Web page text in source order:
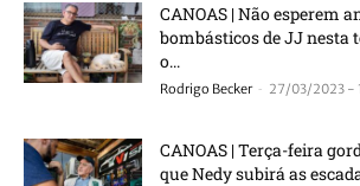
CANOAS | Não esperem
bombásticos de JJ nesta
o...
Rodrigo Becker - 27/03/2023 -
CANOAS | Terça-feira
que Nedy subirá as